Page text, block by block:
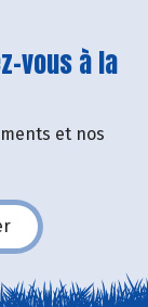
vous à la
et nos